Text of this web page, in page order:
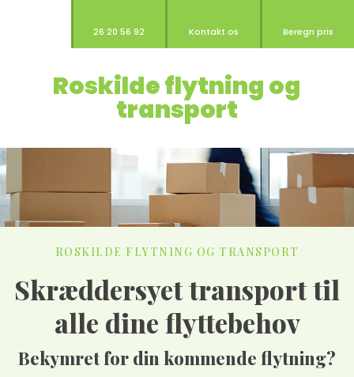
26 20 56 92 Kontakt os Beregn pris
Roskilde flytning og
transport​
ROSK​ILDE FLYTNING OG TRANSPORT​
Skræddersyet transport til
alle dine flyttebehov
Bekymret for din kommende flytning?